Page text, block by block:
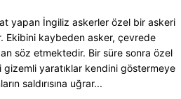
yapan İngiliz askerler özel bir askeri
Ekibini kaybeden asker, çevrede
söz etmektedir. Bir süre sonra özel
gizemli yaratıklar kendini göstermeye
saldırısına uğrar...